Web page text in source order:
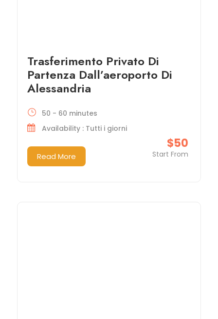
Trasferimento Privato Di
Partenza Dall’aeroporto Di
Alessandria
$50
Start From
50 - 60 minutes
Availability : Tutti i giorni
Read More